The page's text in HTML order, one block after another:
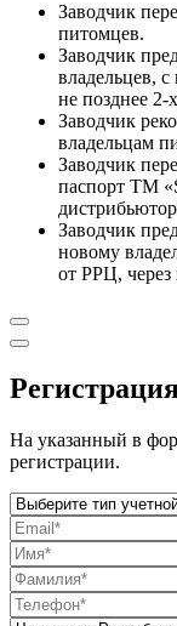
Заводчик
питомцев.
Заводчик
владельцев,
не позднее 2-
Заводчик
владельцам
Заводчик
паспорт ТМ
Заводчик
новому
от РРЦ, через
На указанный в
регистрации.